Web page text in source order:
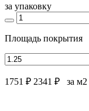
за упаковку
Площадь покрытия
1751 ₽ 2341 ₽ за м2